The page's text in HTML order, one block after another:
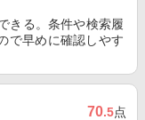
きる。条件や検索履
で早めに確認しやす
70.5点